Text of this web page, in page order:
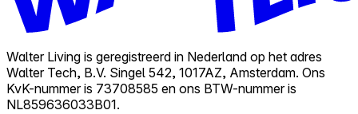
Walter Living is geregistreerd in Nederland op het adres
Walter Tech, B.V. Singel 542, 1017AZ, Amsterdam. Ons
KvK-nummer is 73708585 en ons BTW-nummer is
NL859636033B01.